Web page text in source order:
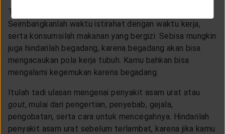
Terakhir, pastikan kamu menjalani pola hidup yang sehat.
Seimbangkanlah waktu istirahat dengan waktu kerja,
serta konsumsilah makanan yang bergizi. Sebisa mungkin
juga hindarilah begadang, karena begadang akan bisa
mengacaukan pola kerja tubuh. Kamu bahkan bisa
mengalami kegemukan karena begadang.
Itulah tadi ulasan mengenai penyakit asam urat atau
gout, mulai dari pengertian, penyebab, gejala,
pengobatan, serta cara untuk mencegahnya. Hindarilah
penyakit asam urat sebelum terlambat, karena jika kamu